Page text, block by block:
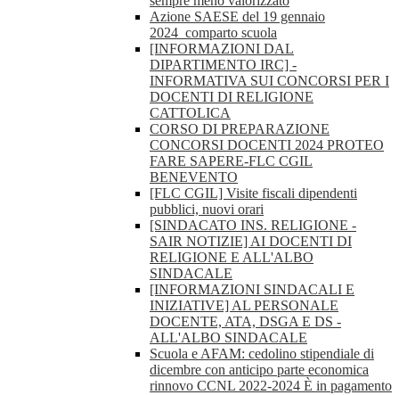
Azione SAESE del 19 gennaio
2024_comparto scuola
[INFORMAZIONI DAL
DIPARTIMENTO IRC] -
INFORMATIVA SUI CONCORSI PER I
DOCENTI DI RELIGIONE
CATTOLICA
CORSO DI PREPARAZIONE
CONCORSI DOCENTI 2024 PROTEO
FARE SAPERE-FLC CGIL
BENEVENTO
[FLC CGIL] Visite fiscali dipendenti
pubblici, nuovi orari
[SINDACATO INS. RELIGIONE -
SAIR NOTIZIE] AI DOCENTI DI
RELIGIONE E ALL'ALBO
SINDACALE
[INFORMAZIONI SINDACALI E
INIZIATIVE] AL PERSONALE
DOCENTE, ATA, DSGA E DS -
ALL'ALBO SINDACALE
Scuola e AFAM: cedolino stipendiale di
dicembre con anticipo parte economica
rinnovo CCNL 2022-2024 È in pagamento